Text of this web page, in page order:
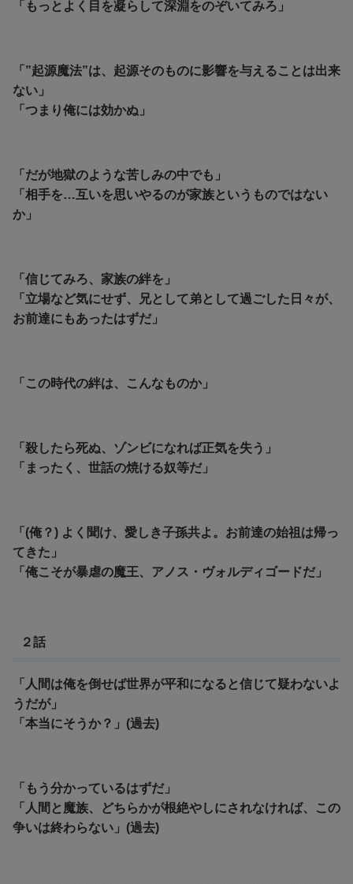
「もっとよく目を凝らして深淵をのぞいてみろ」
「”起源魔法”は、起源そのものに影響を与えることは出来
ない」
「つまり俺には効かぬ」
「だが地獄のような苦しみの中でも」
「相手を…互いを思いやるのが家族というものではない
か」
「信じてみろ、家族の絆を」
「立場など気にせず、兄として弟として過ごした日々が、
お前達にもあったはずだ」
「この時代の絆は、こんなものか」
「殺したら死ぬ、ゾンビになれば正気を失う」
「まったく、世話の焼ける奴等だ」
「(俺？) よく聞け、愛しき子孫共よ。お前達の始祖は帰っ
てきた」
「俺こそが暴虐の魔王、アノス・ヴォルディゴードだ」
２話
「人間は俺を倒せば世界が平和になると信じて疑わないよ
うだが」
「本当にそうか？」(過去)
「もう分かっているはずだ」
「人間と魔族、どちらかが根絶やしにされなければ、この
争いは終わらない」(過去)